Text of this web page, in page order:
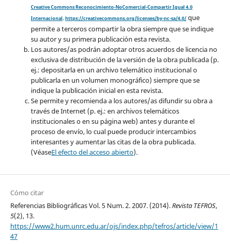
Creative Commons Reconocimiento-NoComercial-Compartir Igual 4.0
Internacional. https://creativecommons.org/licenses/by-nc-sa/4.0/que
permite a terceros compartir la obra siempre que se indique
su autor y su primera publicación esta revista.
Los autores/as podrán adoptar otros acuerdos de licencia no
exclusiva de distribución de la versión de la obra publicada (p.
ej.: depositarla en un archivo telemático institucional o
publicarla en un volumen monográfico) siempre que se
indique la publicación inicial en esta revista.
Se permite y recomienda a los autores/as difundir su obra a
través de Internet (p. ej.: en archivos telemáticos
institucionales o en su página web) antes y durante el
proceso de envío, lo cual puede producir intercambios
interesantes y aumentar las citas de la obra publicada.
(VéaseEl efecto del acceso abierto).
Cómo citar
Referencias Bibliográficas Vol. 5 Num. 2. 2007. (2014).Revista TEFROS,
5(2), 13.
https://www2.hum.unrc.edu.ar/ojs/index.php/tefros/article/view/1
47